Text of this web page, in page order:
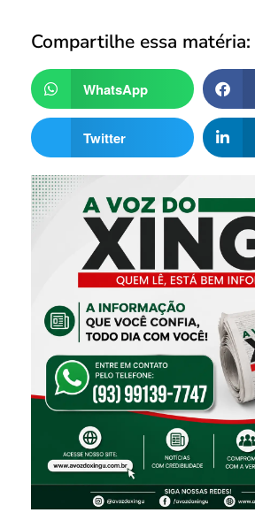
Compartilhe essa matéria:
WhatsApp
Twitter